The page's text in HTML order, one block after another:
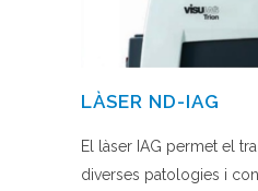
LÀSER ND-IAG
El làser IAG permet el
diverses patologies i